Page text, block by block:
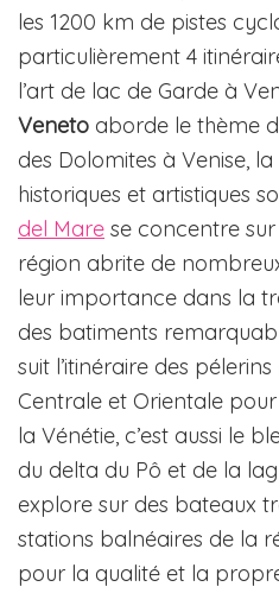
les 1200 km de pistes
particulièrement 4
l’art de lac de Garde à
Veneto aborde le thème
des Dolomites à Venise,
historiques et artistiques
del Mare se concentre
région abrite de
leur importance dans la
des batiments
suit l’itinéraire des
Centrale et Orientale
la Vénétie, c’est aussi le
du delta du Pô et de la
explore sur des bateaux
stations balnéaires de la
pour la qualité et la